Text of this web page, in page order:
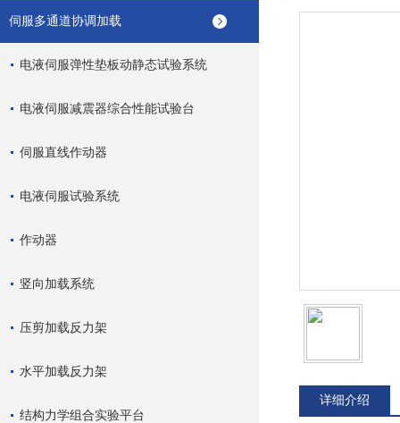
伺服多通道协调加载
电液伺服弹性垫板动静态试验系统
电液伺服减震器综合性能试验台
伺服直线作动器
电液伺服试验系统
作动器
竖向加载系统
压剪加载反力架
水平加载反力架
结构力学组合实验平台
详细介绍